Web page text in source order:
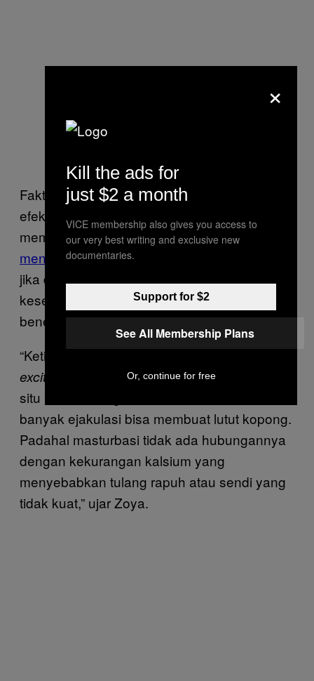
Faktanya, masturbasi malah jauh dari semua
efek buruk tadi. Penelitian medis
membuktikan merancap secara berkala bisa
menekan risiko kanker prostat
jika dilakukan kelewat ekstrem, alias
keseringan, ada
risiko patah penis
beneran, patah).
“Ketika orgasme disertai ejakulasi, ada
excitement
dan sensasi lemas di lutut. Dari
situ berkembang mitos bahwa semakin
banyak ejakulasi bisa membuat lutut kopong.
Padahal masturbasi tidak ada hubungannya
dengan kekurangan kalsium yang
menyebabkan tulang rapuh atau sendi yang
tidak kuat,” ujar Zoya.
×
Kill the ads for
just $2 a month
VICE membership also gives you access to
our very best writing and exclusive new
documentaries.
Support for $2
See All Membership Plans
Or, continue for free